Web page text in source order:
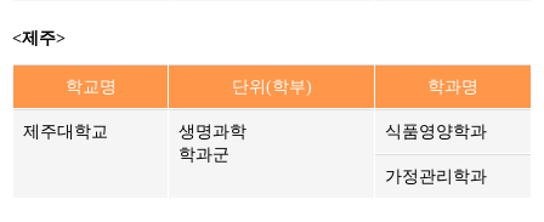
<제주>
학교명 단위(학부) 학과명
제주대학교
생명과학
학과군
식품영양학과
가정관리학과